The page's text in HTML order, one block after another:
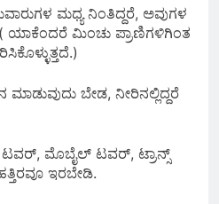
ಮಧ್ಯ ನಿಂತಿದ್ದರೆ, ಅವುಗಳ
( ಯಾಕೆಂದರೆ ಮಿಂಚು ಪ್ರಾಣಿಗಳಿಗಿಂತ
ಮಾಡುವುದು ಬೇಡ, ನೀರಿನಲ್ಲಿದ್ದರೆ
ಟವರ್, ಮೊಬೈಲ್ ಟವರ್, ಟ್ರಾನ್ಸ್
ಇರಬೇಡಿ.